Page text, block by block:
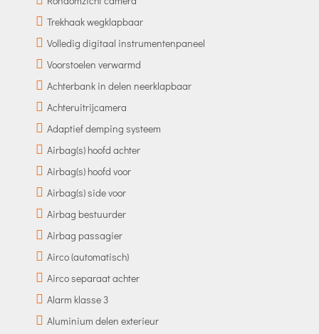
Trekhaak wegklapbaar
Volledig digitaal instrumentenpaneel
Voorstoelen verwarmd
Achterbank in delen neerklapbaar
Achteruitrijcamera
Adaptief demping systeem
Airbag(s) hoofd achter
Airbag(s) hoofd voor
Airbag(s) side voor
Airbag bestuurder
Airbag passagier
Airco (automatisch)
Airco separaat achter
Alarm klasse 3
Aluminium delen exterieur